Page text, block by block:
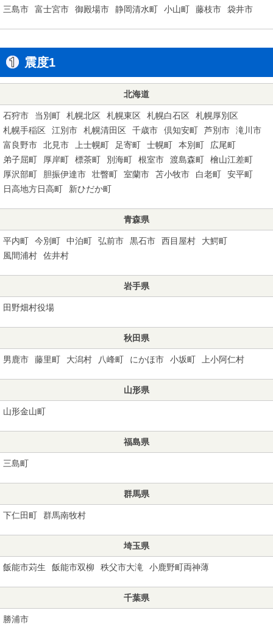
三島市
富士宮市 御殿場市 静岡清水町 小山町 藤枝市 袋井市
震度1
北海道
石狩市 当別町 札幌北区 札幌東区 札幌白石区
札幌厚別区
札幌手稲区
江別市 札幌清田区 千歳市 倶知安町 芦別市
滝川市
富良野市
北見市 上士幌町 足寄町 士幌町 本別町
広尾町
弟子屈町
厚岸町 標茶町 別海町 根室市 渡島森町
檜山江差町
厚沢部町
胆振伊達市 壮瞥町 室蘭市 苫小牧市 白老町
安平町
日高地方日高町
新ひだか町
青森県
平内町 今別町 中泊町 弘前市 黒石市 西目屋村
大鰐町
風間浦村
佐井村
岩手県
田野畑村役場
秋田県
男鹿市 藤里町 大潟村 八峰町 にかほ市 小坂町 上小阿仁村
山形県
山形金山町
福島県
三島町
群馬県
下仁田町 群馬南牧村
埼玉県
飯能市苅生 飯能市双柳 秩父市大滝 小鹿野町両神薄
千葉県
勝浦市